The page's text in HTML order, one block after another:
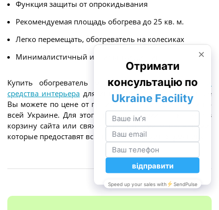
Функция защиты от опрокидывания
Рекомендуемая площадь обогрева до 25 кв. м.
Легко перемещать, обогреватель на колесиках
Минималистичный и стильный дизайн
Купить обогреватель масляный а такжемебель и
средства интерьера для инклюзивного класса в школе
Вы можете по цене от производителя и с доставкой по
всей Украине. Для этого просто оформите заказ через
корзину сайта или свяжитесь с нашими менеджерами,
которые предоставят всю необходимую информацию.